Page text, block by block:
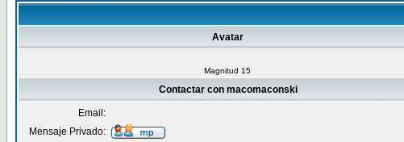
Avatar
Magnitud 15
Contactar con macomaconski
Email:
Mensaje Privado: